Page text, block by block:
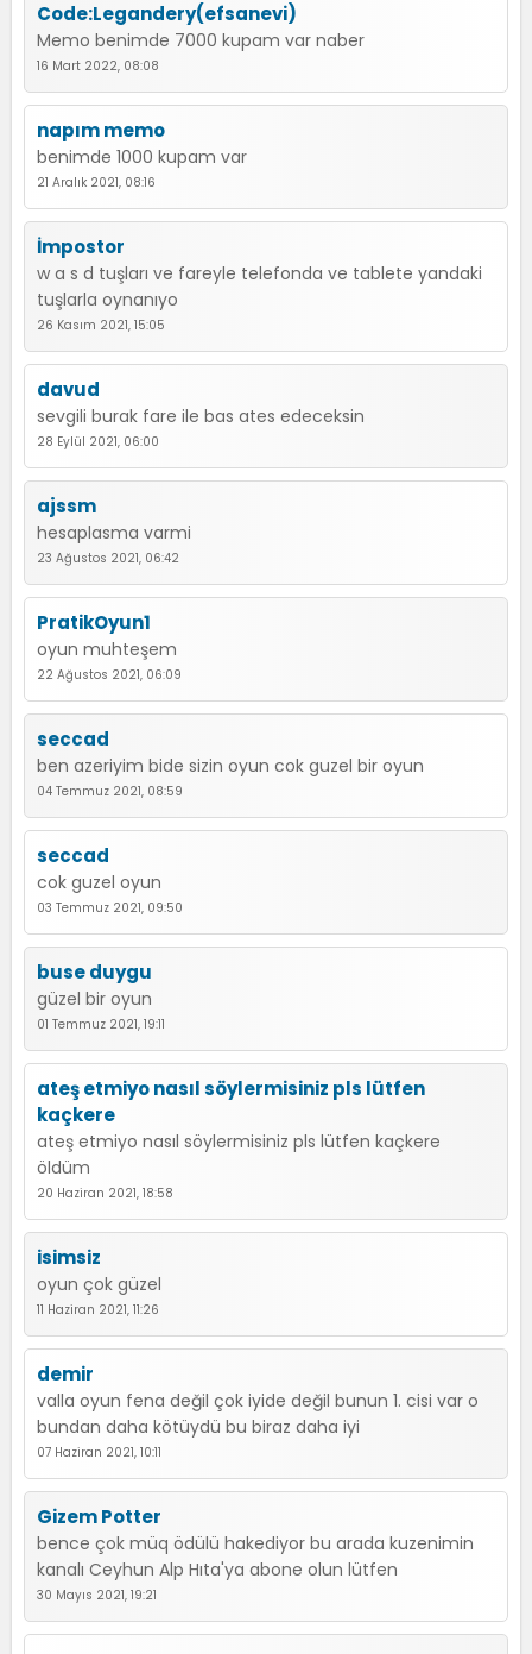
Code:Legandery(efsanevi)
Memo benimde 7000 kupam var naber
16 Mart 2022, 08:08
napım memo
benimde 1000 kupam var
21 Aralık 2021, 08:16
İmpostor
w a s d tuşları ve fareyle telefonda ve tablete yandaki
tuşlarla oynanıyo
26 Kasım 2021, 15:05
davud
sevgili burak fare ile bas ates edeceksin
28 Eylül 2021, 06:00
ajssm
hesaplasma varmi
23 Ağustos 2021, 06:42
PratikOyun1
oyun muhteşem
22 Ağustos 2021, 06:09
seccad
ben azeriyim bide sizin oyun cok guzel bir oyun
04 Temmuz 2021, 08:59
seccad
cok guzel oyun
03 Temmuz 2021, 09:50
buse duygu
güzel bir oyun
01 Temmuz 2021, 19:11
ateş etmiyo nasıl söylermisiniz pls lütfen
kaçkere
ateş etmiyo nasıl söylermisiniz pls lütfen kaçkere
öldüm
20 Haziran 2021, 18:58
isimsiz
oyun çok güzel
11 Haziran 2021, 11:26
demir
valla oyun fena değil çok iyide değil bunun 1. cisi var o
bundan daha kötüydü bu biraz daha iyi
07 Haziran 2021, 10:11
Gizem Potter
bence çok müq ödülü hakediyor bu arada kuzenimin
kanalı Ceyhun Alp Hıta'ya abone olun lütfen
30 Mayıs 2021, 19:21